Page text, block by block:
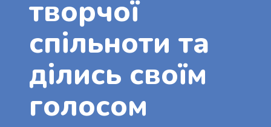
творчої
спільноти та
ділись своїм
голосом